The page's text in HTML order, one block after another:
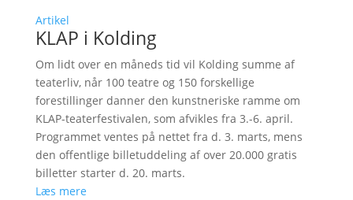
Artikel
KLAP i Kolding
Om lidt over en måneds tid vil Kolding summe af
teaterliv, når 100 teatre og 150 forskellige
forestillinger danner den kunstneriske ramme om
KLAP-teaterfestivalen, som afvikles fra 3.-6. april.
Programmet ventes på nettet fra d. 3. marts, mens
den offentlige billetuddeling af over 20.000 gratis
billetter starter d. 20. marts.
Læs mere